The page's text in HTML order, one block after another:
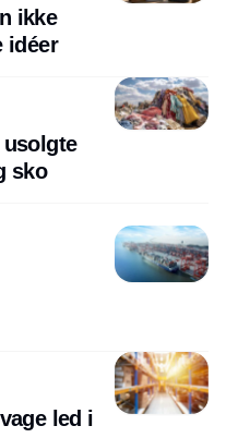
ikke
idéer
sko
led i